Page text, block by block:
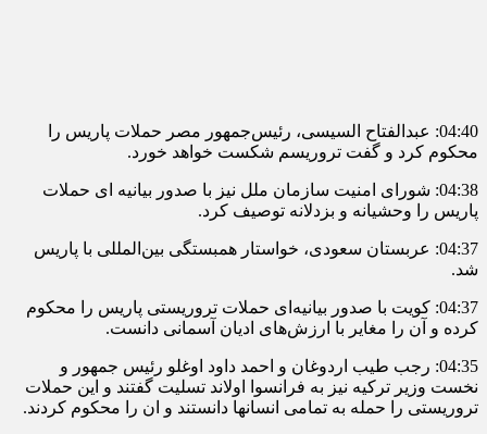
04:40: عبدالفتاح السیسی، رئیس‌جمهور مصر حملات پاریس را
محکوم کرد و گفت تروریسم شکست خواهد خورد.
04:38: شورای امنیت سازمان ملل نیز با صدور بیانیه ای حملات
پاریس را وحشیانه و بزدلانه توصیف کرد.
04:37: عربستان سعودی، خواستار همبستگی بین‌المللی با پاریس
شد.
04:37: کویت با صدور بیانیه‌ای حملات تروریستی پاریس را محکوم
کرده و آن را مغایر با ارزش‌های ادیان آسمانی دانست.
04:35: رجب طیب اردوغان و احمد داود اوغلو رئیس جمهور و
نخست وزیر ترکیه نیز به فرانسوا اولاند تسلیت گفتند و این حملات
تروریستی را حمله به تمامی انسانها دانستند و ان را محکوم کردند.